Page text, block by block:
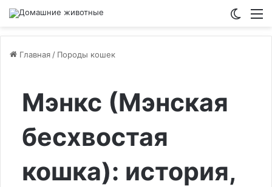
Главная / Породы кошек
Мэнкс (Мэнская
бесхвостая
кошка): история,